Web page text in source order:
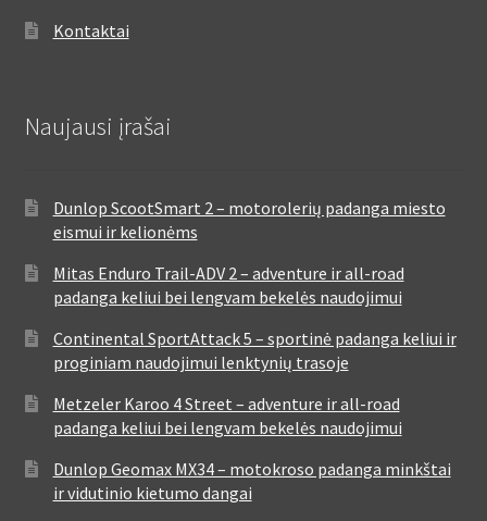
Kontaktai
Naujausi įrašai
Dunlop ScootSmart 2 – motorolerių padanga miesto
eismui ir kelionėms
Mitas Enduro Trail-ADV 2 – adventure ir all-road
padanga keliui bei lengvam bekelės naudojimui
Continental SportAttack 5 – sportinė padanga keliui ir
proginiam naudojimui lenktynių trasoje
Metzeler Karoo 4 Street – adventure ir all-road
padanga keliui bei lengvam bekelės naudojimui
Dunlop Geomax MX34 – motokroso padanga minkštai
ir vidutinio kietumo dangai